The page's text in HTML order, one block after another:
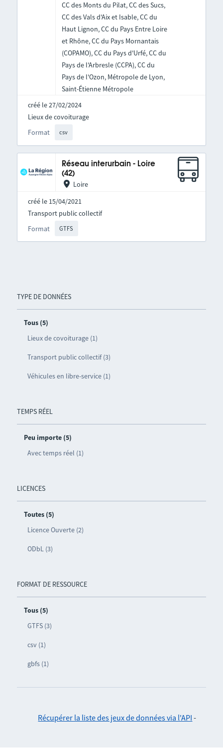
TYPE DE DONNÉES
Tous (5)
Lieux de covoiturage (1)
Transport public collectif (3)
Véhicules en libre-service (1)
TEMPS RÉEL
Peu importe (5)
Avec temps réel (1)
LICENCES
Toutes (5)
Licence Ouverte (2)
ODbL (3)
FORMAT DE RESSOURCE
Tous (5)
GTFS (3)
csv (1)
gbfs (1)
CC des Monts du Pilat, CC des Sucs,
CC des Vals d'Aix et Isable, CC du
Haut Lignon, CC du Pays Entre Loire
et Rhône, CC du Pays Mornantais
(COPAMO), CC du Pays d'Urfé, CC du
Pays de l'Arbresle (CCPA), CC du
Pays de l'Ozon, Métropole de Lyon,
Saint-Étienne Métropole
créé le 27/02/2024
Format csv
Lieux de covoiturage
Réseau interurbain - Loire
(42)
Loire
créé le 15/04/2021
Format GTFS
Transport public collectif
Récupérer la liste des jeux de données via l'API -